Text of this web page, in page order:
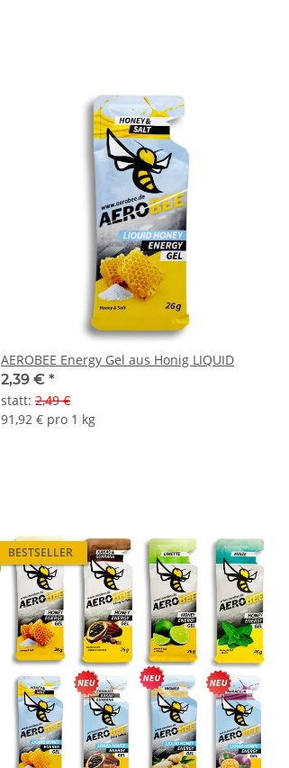
AEROBEE Energy Gel aus Honig LIQUID
2,39 € *
statt: 2,49 €
91,92 € pro 1 kg
BESTSELLER